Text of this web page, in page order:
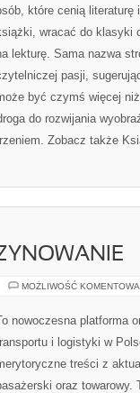
które cenią literaturę
wracać do klasyki
lekturę. Sama nazwa
pasji,
być czymś więcej
do rozwijania
Zobacz także
MOŻLIWOŚĆ
nowoczesna platforma
i logistyki w
treści z
oraz towarowy.